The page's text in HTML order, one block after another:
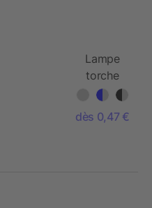
Lampe
torche
Castor
dès 0,47 €